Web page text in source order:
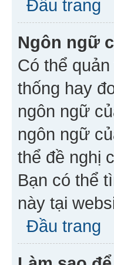
Đầu trang
Ngôn ngữ
Có thể
thống hay
ngôn ngữ
ngôn ngữ
thể đề nghị
Bạn có thể
này tại
Đầu trang